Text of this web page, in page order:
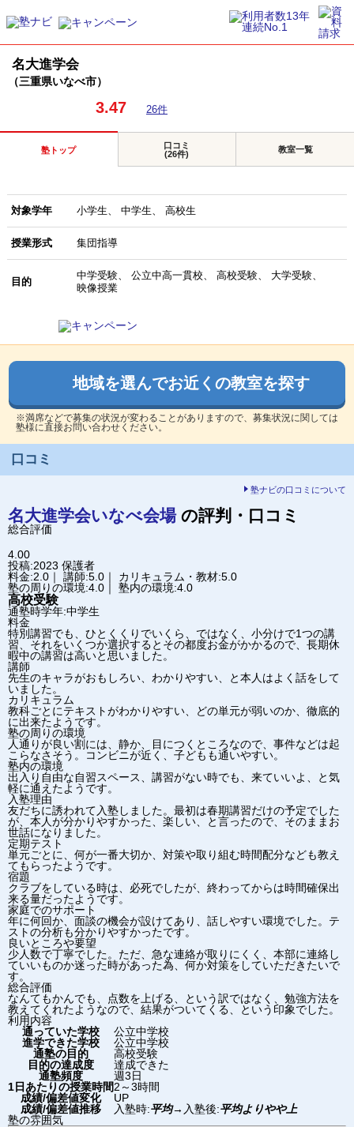
名大進学会
（三重県いなべ市）
3.47 26件
塾トップ
口コミ
(26件)
教室一覧
対象学年 小学生 中学生 高校生
授業形式 集団指導
目的
中学受験 公立中高一貫校 高校受験
大学受験
映像授業
地域を選んでお近くの教室を探す
※満席などで募集の状況が変わることがありますので、募集状況に関しては
塾様に直接お問い合わせください。
口コミ
塾ナビの口コミについて
名大進学会いなべ会場 の評判・口コミ
総合評価
4.00
投稿:2023 保護者
料金:2.0｜ 講師:5.0｜ カリキュラム・教材:5.0
塾の周りの環境:4.0｜ 塾内の環境:4.0
高校受験
通塾時学年:中学生
料金
特別講習でも、ひとくくりでいくら、ではなく、小分けで1つの講
習、それをいくつか選択するとその都度お金がかかるので、長期休
暇中の講習は高いと思いました。
講師
先生のキャラがおもしろい、わかりやすい、と本人はよく話をして
いました。
カリキュラム
教科ごとにテキストがわかりやすい、どの単元が弱いのか、徹底的
に出来たようです。
塾の周りの環境
人通りが良い割には、静か、目につくところなので、事件などは起
こらなさそう。コンビニが近く、子どもも通いやすい。
塾内の環境
出入り自由な自習スペース、講習がない時でも、来ていいよ、と気
軽に通えたようです。
入塾理由
友だちに誘われて入塾しました。最初は春期講習だけの予定でした
が、本人が分かりやすかった、楽しい、と言ったので、そのままお
世話になりました。
定期テスト
単元ごとに、何が一番大切か、対策や取り組む時間配分なども教え
てもらったようです。
宿題
クラブをしている時は、必死でしたが、終わってからは時間確保出
来る量だったようです。
家庭でのサポート
年に何回か、面談の機会が設けてあり、話しやすい環境でした。テ
ストの分析も分かりやすかったです。
良いところや要望
少人数で丁寧でした。ただ、急な連絡が取りにくく、本部に連絡し
ていいものか迷った時があった為、何か対策をしていただきたいで
す。
総合評価
なんてもかんでも、点数を上げる、という訳ではなく、勉強方法を
教えてくれたようなので、結果がついてくる、という印象でした。
利用内容
通っていた学校
公立中学校
進学できた学校
公立中学校
通塾の目的
高校受験
目的の達成度
達成できた
通塾頻度
週3日
1日あたりの授業時間2～3時間
成績/偏差値変化
UP
成績/偏差値推移
入塾時:平均→ 入塾後:平均よりやや上
塾の雰囲気